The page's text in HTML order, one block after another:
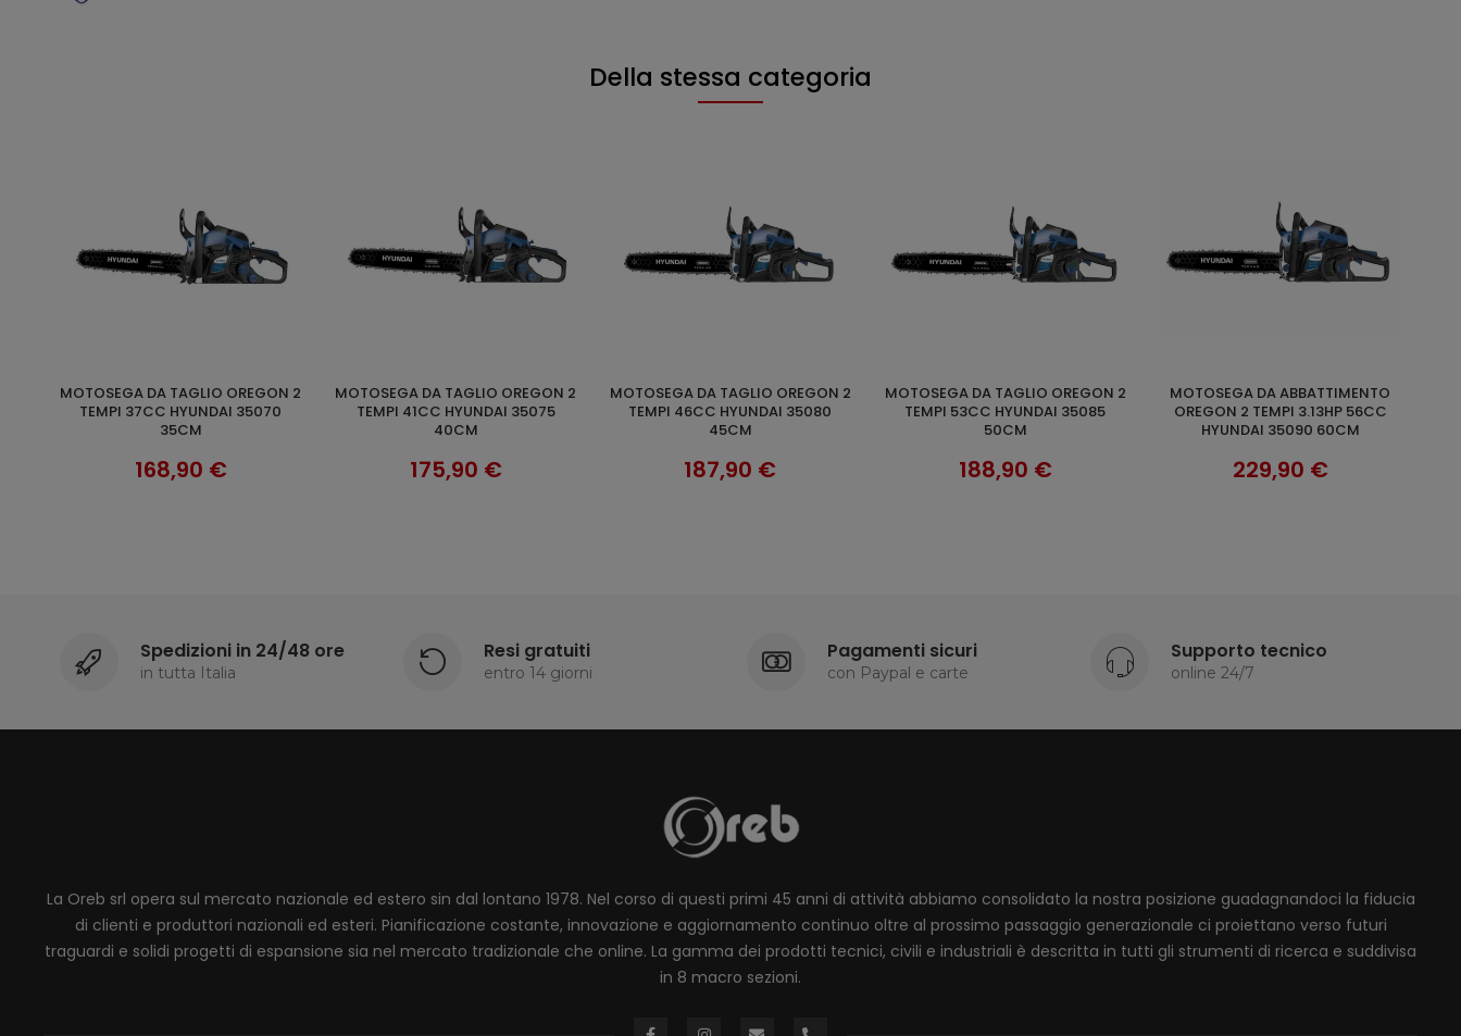
Della stessa categoria
AGGIUNGI AL CARRELLO
MOTOSEGA DA TAGLIO OREGON 2
TEMPI 37CC HYUNDAI 35070
35CM
168,90 €
AGGIUNGI AL CARRELLO
MOTOSEGA DA TAGLIO OREGON 2
TEMPI 41CC HYUNDAI 35075
40CM
175,90 €
AGGIUNGI AL CARRELLO
MOTOSEGA DA TAGLIO OREGON 2
TEMPI 46CC HYUNDAI 35080
45CM
187,90 €
AGGIUNGI AL CARRELLO
MOTOSEGA DA TAGLIO OREGON 2
TEMPI 53CC HYUNDAI 35085
50CM
188,90 €
AGGIUNGI AL CARRELLO
MOTOSEGA DA ABBATTIMENTO
OREGON 2 TEMPI 3.13HP 56CC
HYUNDAI 35090 60CM
229,90 €
Spedizioni in 24/48 ore
in tutta Italia
Resi gratuiti
entro 14 giorni
Pagamenti sicuri
con Paypal e carte
Supporto tecnico
online 24/7
La Oreb srl opera sul mercato nazionale ed estero sin dal lontano 1978. Nel corso di questi primi 45 anni di attività abbiamo consolidato la nostra posizione guadagnandoci la fiducia
di clienti e produttori nazionali ed esteri. Pianificazione costante, innovazione e aggiornamento continuo oltre al prossimo passaggio generazionale ci proiettano verso futuri
traguardi e solidi progetti di espansione sia nel mercato tradizionale che online. La gamma dei prodotti tecnici, civili e industriali è descritta in tutti gli strumenti di ricerca e suddivisa
in 8 macro sezioni.